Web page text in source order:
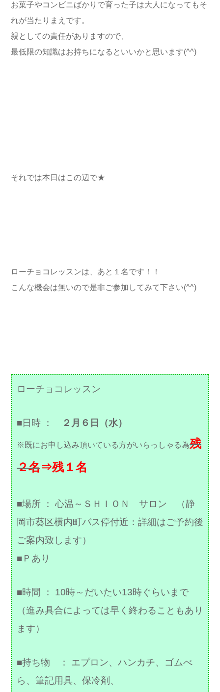
お菓子やコンビニばかりで育った子は大人になってもそ
れが当たりまえです。
親としての責任がありますので、
最低限の知識はお持ちになるといいかと思います(^^)
それでは本日はこの辺で★
ローチョコレッスンは、あと１名です！！
こんな機会は無いので是非ご参加してみて下さい(^^)
ローチョコレッスン
■日時 ： ２月６日（水）
※既にお申し込み頂いている方がいらっしゃる為残
２名⇒残１名
■場所 ： 心温～ＳＨＩＯＮ サロン （静
岡市葵区横内町バス停付近：詳細はご予約後
ご案内致します）
■Ｐあり
■時間 ： 10時～だいたい13時ぐらいまで
（進み具合によっては早く終わることもあり
ます）
■持ち物 ： エプロン、ハンカチ、ゴムべ
ら、筆記用具、保冷剤、